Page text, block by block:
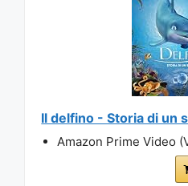
Il delfino - Storia di un
Amazon Prime Video